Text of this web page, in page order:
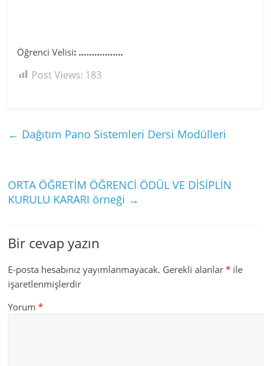
Öğrenci Velisi: ……………..
Post Views: 183
← Dağıtım Pano Sistemleri Dersi Modülleri
ORTA ÖĞRETİM ÖĞRENCİ ÖDÜL VE DİSİPLİN
KURULU KARARI örneği →
Bir cevap yazın
E-posta hesabınız yayımlanmayacak. Gerekli alanlar* ile
işaretlenmişlerdir
Yorum*